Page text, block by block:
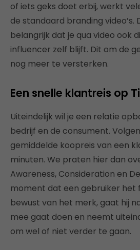
of iets geks doet erbij, werkt
de standaard branding video’s.
belangrijk dat je qua video ook
influencer zelf blijft. Dit om de
nog meer te versterken.
Een snelle klantreis op
Uiteindelijk wil je een relatie
bedrijf en de consument.
gemiddelde koopreis van een
minuten. We praten hier dan
Awareness, Consideration en
moment dat een gebruiker het
bewust van het merk, gaat hij
mee gaat doen en neemt
om wel of niet verder te gaan.